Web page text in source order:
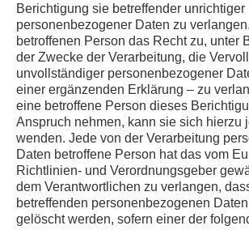
Berichtigung sie betreffender unrichtiger
personenbezogener Daten zu
betroffenen Person das Recht zu, unter
der Zwecke der Verarbeitung, die
unvollständiger personenbezogener
einer ergänzenden Erklärung – zu
eine betroffene Person dieses
Anspruch nehmen, kann sie sich hierzu
wenden. Jede von der Verarbeitung
Daten betroffene Person hat das vom
Richtlinien- und Verordnungsgeber
dem Verantwortlichen zu verlangen,
betreffenden personenbezogenen
gelöscht werden, sofern einer der